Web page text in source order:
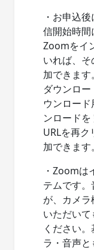
・お申込
信開始時
Zoomをイ
いれば、
加できま
ダウンロ
ウンロー
ンロード
URLを再
加できます。
・Zoomは
テムです
が、カメ
いただい
ください
ラ・音声と